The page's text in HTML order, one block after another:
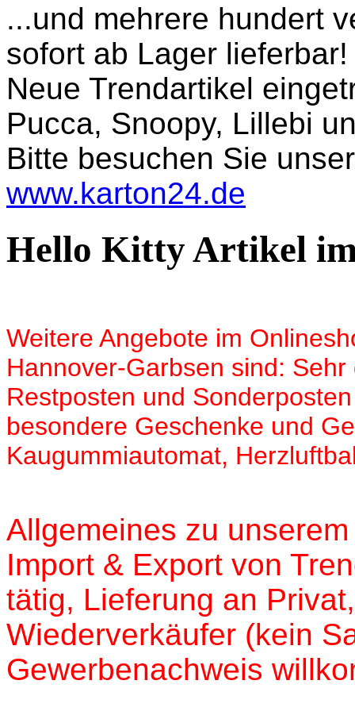
...und mehrere hundert
sofort ab Lager lieferbar!
Neue Trendartikel
Pucca, Snoopy, Lillebi
Bitte besuchen Sie
www.karton24.de
Hello Kitty Artikel
Weitere Angebote im
Hannover-Garbsen sind:
Restposten und
besondere Geschenke und
Kaugummiautomat,
Allgemeines zu
Import & Export von
tätig, Lieferung an
Wiederverkäufer (kein
Gewerbenachweis